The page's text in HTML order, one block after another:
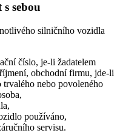
sebou
silničního vozidla
číslo, je-li žadatelem
obchodní firmu, jde-li
nebo povoleného
používáno,
servisu.